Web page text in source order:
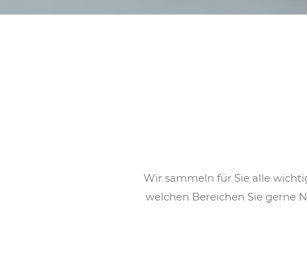
Wir sammeln für Sie alle
welchen Bereichen Sie gerne